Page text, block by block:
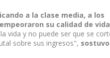
a la clase media, a los
su calidad de
vida y no puede ser que se
sobre sus ingresos", sostuvo